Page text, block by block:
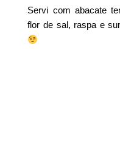
Servi com abacate
flor de sal, raspa e